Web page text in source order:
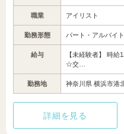
職業 アイリスト
勤務形態 パート・アルバイト
給与
【未経験者】 時
☆交…
勤務地 神奈川県 横浜市港
詳細を見る